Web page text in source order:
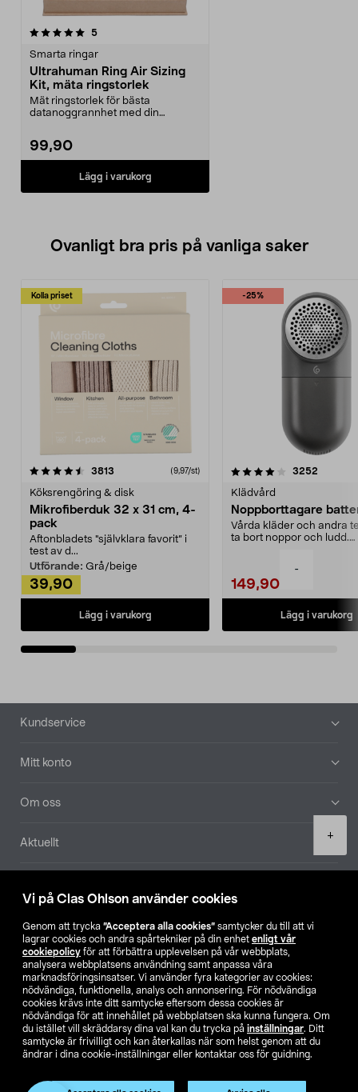
Vi på Clas Ohlson använder cookies
Genom att trycka ”Acceptera alla cookies” samtycker du till att vi
lagrar cookies och andra spårtekniker på din enhet enligt vår
cookiepolicy för att förbättra upplevelsen på vår webbplats,
analysera webbplatsens användning samt anpassa våra
marknadsföringsinsatser. Vi använder fyra kategorier av cookies:
nödvändiga, funktionella, analys och annonsering. För nödvändiga
cookies krävs inte ditt samtycke eftersom dessa cookies är
nödvändiga för att innehållet på webbplatsen ska kunna fungera. Om
du istället vill skräddarsy dina val kan du trycka på inställningar. Ditt
samtycke är frivilligt och kan återkallas när som helst genom att du
ändrar i dina cookie-inställningar eller kontaktar oss för guidning.
-
+
5recensioner
Smarta ringar
Ultrahuman Ring Air Sizing
Kit, mäta ringstorlek
Mät ringstorlek för bästa
datanoggrannhet med din
99,90
Lägg i varukorg
Ovanligt bra pris på vanliga saker
Kolla priset
3813 (9,97/st)
Köksrengöring & disk
Mikrofiberduk 32 x 31 cm, 4-
pack
Aftonbladets "självklara favorit” i
test av d...
Utförande: Grå/beige
39,90
Lägg i varukorg
-25%
4.0av 5 stjärnor 3252
Klädvård
Noppborttagare
Vårda kläder och andra
ta bort noppor och ludd.
149,90
Lägg i varukorg
4.5av 5 stjärnor
Sidfot
Kundservice
Mitt konto
Om oss
Aktuellt
Hitta butik
SE NO FI
Ändra till priser exklusive moms